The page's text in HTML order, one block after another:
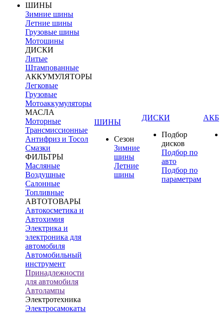
ШИНЫ
Зимние шины
Летние шины
Грузовые шины
Мотошины
ДИСКИ
Литые
Штампованные
АККУМУЛЯТОРЫ
Легковые
Грузовые
Мотоаккумуляторы
МАСЛА
Моторные
Трансмиссионные
Антифриз и Тосол
Смазки
ФИЛЬТРЫ
Масляные
Воздушные
Салонные
Топливные
АВТОТОВАРЫ
Автокосметика и
Автохимия
Электрика и
электроника для
автомобиля
Автомобильный
инструмент
Принадлежности
для автомобиля
Автолампы
Электротехника
Электросамокаты
ШИНЫ
Сезон
Зимние
шины
Летние
шины
ДИСКИ
Подбор
дисков
Подбор по
авто
Подбор по
параметрам
АКБ